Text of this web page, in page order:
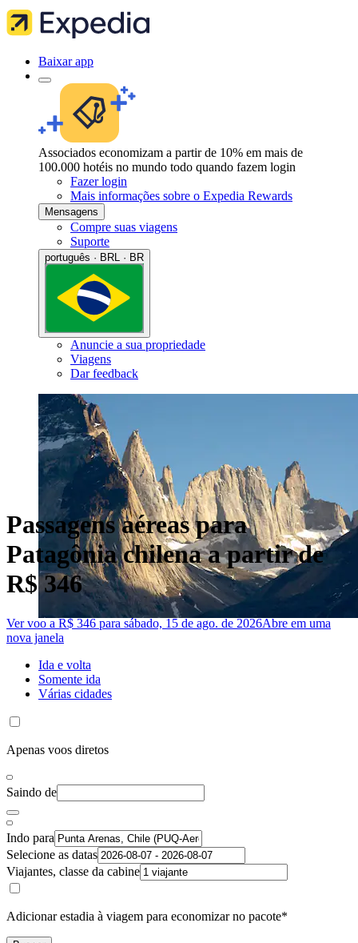
Baixar app
Associados economizam a partir de 10% em mais de
100.000 hotéis no mundo todo quando fazem login
Fazer login
Mais informações sobre o Expedia Rewards
Mensagens
Compre suas viagens
Suporte
português · BRL · BR
Anuncie a sua propriedade
Viagens
Dar feedback
Passagens aéreas para
Patagônia chilena a partir de
R$ 346
Ver voo a R$ 346 para sábado, 15 de ago. de 2026Abre em uma
nova janela
Ida e volta
Somente ida
Várias cidades
Apenas voos diretos
Saindo de
Indo para
Selecione as datas
Viajantes, classe da cabine
Adicionar estadia à viagem para economizar no pacote*